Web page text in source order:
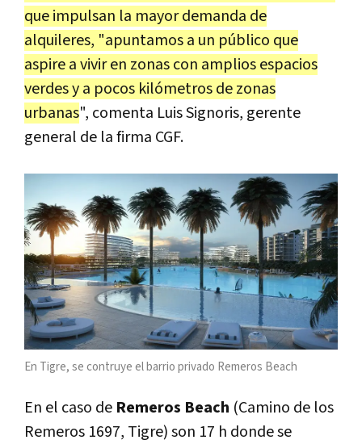
que impulsan la mayor demanda de
alquileres, "apuntamos a un público que
aspire a vivir en zonas con amplios espacios
verdes y a pocos kilómetros de zonas
urbanas", comenta Luis Signoris, gerente
general de la firma CGF.
En Tigre, se contruye el barrio privado Remeros Beach
En el caso de Remeros Beach (Camino de los
Remeros 1697, Tigre) son 17 h donde se